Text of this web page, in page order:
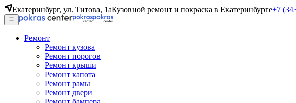
Екатеринбург, ул. Титова, 1аКузовной ремонт и покраска в Екатеринбурге+7
Ремонт
Ремонт кузова
Ремонт порогов
Ремонт крыши
Ремонт капота
Ремонт рамы
Ремонт двери